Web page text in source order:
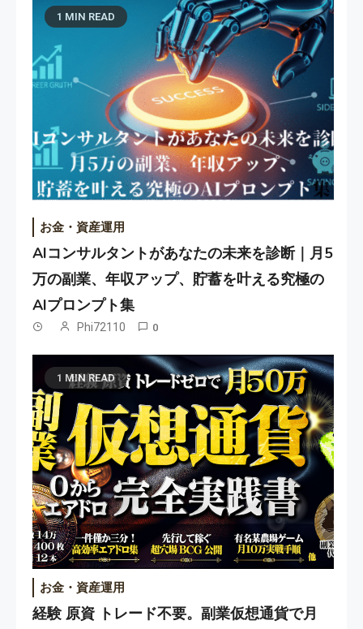
1 MIN READ
お金・資産運用
AIコンサルタントがあなたの未来を診断｜月5
万の副業、年収アップ、貯蓄を叶える究極の
AIプロンプト集
Phi72110 0
1 MIN READ
お金・資産運用
経験 原資 トレード不要。副業仮想通貨で月